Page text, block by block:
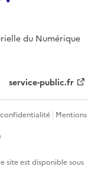
du Numérique
service-public.fr
Mentions
site est disponible sous